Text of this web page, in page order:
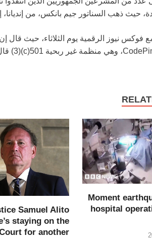
حيث ذهب السناتور جيم بانكس، من
فوكس نيوز الرقمية يوم الثلاثاء، حيث قال إن
Moment
hospital
Samuel Alito
staying on the
for another